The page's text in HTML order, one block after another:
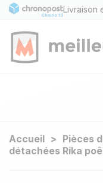
Livraison
Accueil Pièces
détachées Rika